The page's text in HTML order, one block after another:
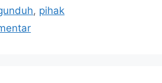
, pihak